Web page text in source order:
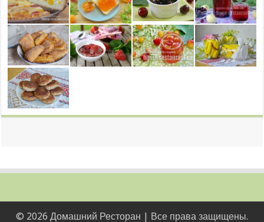
© 2026 Домашний Ресторан | Все права защищены.